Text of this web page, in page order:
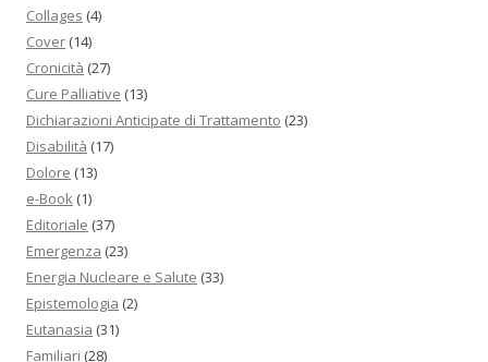
Collages (4)
Cover (14)
Cronicità (27)
Cure Palliative (13)
Dichiarazioni Anticipate di Trattamento (23)
Disabilità (17)
Dolore (13)
e-Book (1)
Editoriale (37)
Emergenza (23)
Energia Nucleare e Salute (33)
Epistemologia (2)
Eutanasia (31)
Familiari (28)